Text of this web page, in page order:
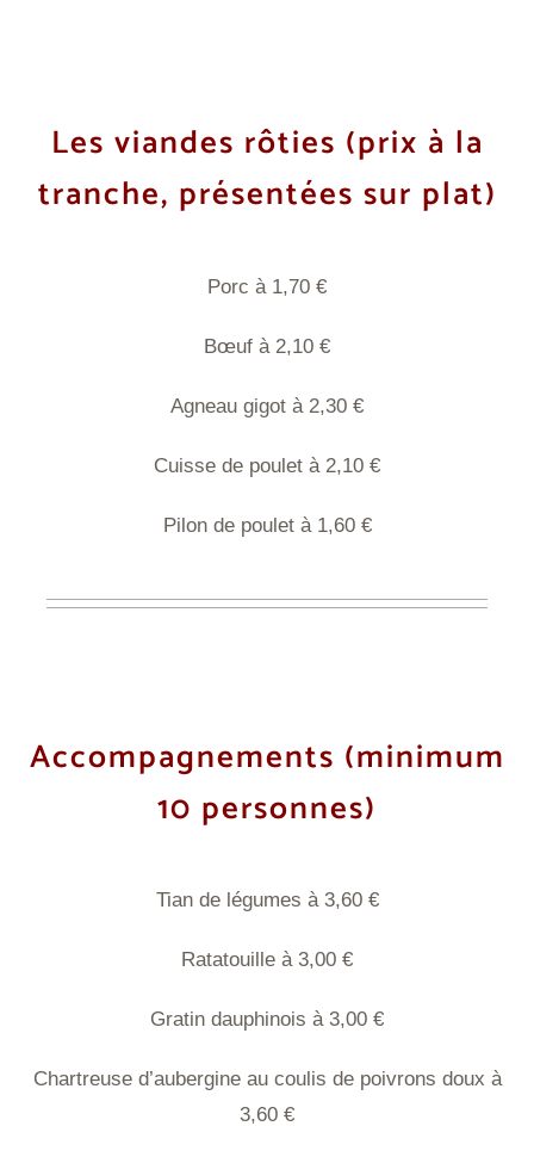
Les viandes rôties (prix à la
tranche, présentées sur plat)
Porc à 1,70 €
Bœuf à 2,10 €
Agneau gigot à 2,30 €
Cuisse de poulet à 2,10 €
Pilon de poulet à 1,60 €
Accompagnements (minimum
10 personnes)
Tian de légumes à 3,60 €
Ratatouille à 3,00 €
Gratin dauphinois à 3,00 €
Chartreuse d’aubergine au coulis de poivrons doux à
3,60 €